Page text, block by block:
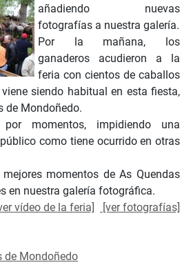
añadiendo nuevas
fotografías a nuestra galería.
Por la mañana, los
ganaderos acudieron a la
feria con cientos de caballos
siendo habitual en esta fiesta,
de Mondoñedo.
momentos, impidiendo una
como tiene ocurrido en otras
momentos de As Quendas
en nuestra galería fotográfica.
vídeo de la feria]
[ver fotografías]
de Mondoñedo